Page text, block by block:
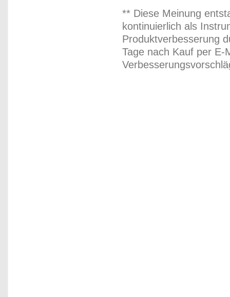
** Diese Meinung
kontinuierlich als
Produktverbesserung
Tage nach Kauf per E-